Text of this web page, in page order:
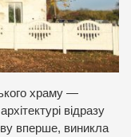
храму —
відразу
вперше, виникла